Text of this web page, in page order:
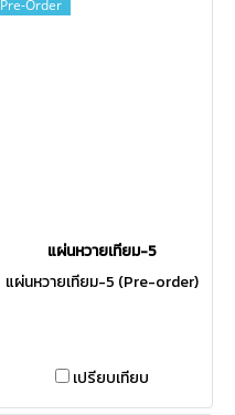
Pre-Order
แผ่นหวายเทียม-5
แผ่นหวายเทียม-5 (Pre-order)
เปรียบเทียบ